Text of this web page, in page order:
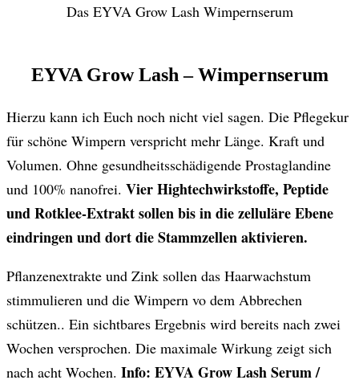
Das EYVA Grow Lash Wimpernserum
EYVA Grow Lash – Wimpernserum
Hierzu kann ich Euch noch nicht viel sagen. Die Pflegekur
für schöne Wimpern verspricht mehr Länge. Kraft und
Volumen. Ohne gesundheitsschädigende Prostaglandine
und 100% nanofrei. Vier Hightechwirkstoffe, Peptide
und Rotklee-Extrakt sollen bis in die zelluläre Ebene
eindringen und dort die Stammzellen aktivieren.
Pflanzenextrakte und Zink sollen das Haarwachstum
stimmulieren und die Wimpern vo dem Abbrechen
schützen.. Ein sichtbares Ergebnis wird bereits nach zwei
Wochen versprochen. Die maximale Wirkung zeigt sich
nach acht Wochen. Info: EYVA Grow Lash Serum /